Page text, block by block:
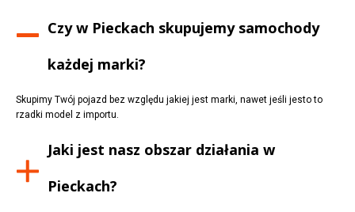
Czy w Pieckach skupujemy samochody
każdej marki?
Skupimy Twój pojazd bez względu jakiej jest marki, nawet jeśli jesto to
rzadki model z importu.
Jaki jest nasz obszar działania w
Pieckach?